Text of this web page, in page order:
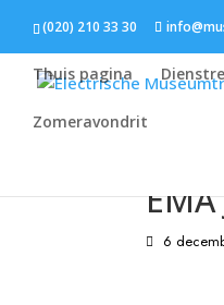
(020) 210 33 30
Thuis pagina
Zomeravondrit
6